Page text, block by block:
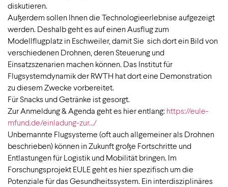
diskutieren.
Außerdem sollen Ihnen die Technologieerlebnise aufgezeigt
werden. Deshalb geht es auf einen Ausflug zum
Modellflugplatz in Eschweiler, damit Sie sich dort ein Bild von
verschiedenen Drohnen, deren Steuerung und
Einsatzszenarien machen können. Das Institut für
Flugsystemdynamik der RWTH hat dort eine Demonstration
zu diesem Zwecke vorbereitet.
Für Snacks und Getränke ist gesorgt.
Zur Anmeldung & Agenda geht es hier entlang: https://eule-
mfund.de/einladung-zur…/
Unbemannte Flugsysteme (oft auch allgemeiner als Drohnen
beschrieben) können in Zukunft große Fortschritte und
Entlastungen für Logistik und Mobilität bringen. Im
Forschungsprojekt EULE geht es hier spezifisch um die
Potenziale für das Gesundheitssystem. Ein interdisziplinäres